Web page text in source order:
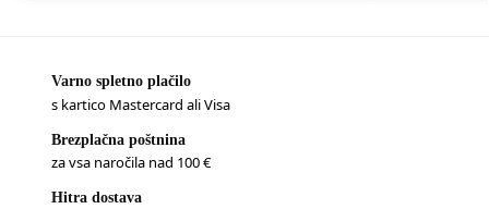
Varno spletno plačilo
s kartico Mastercard ali Visa
Brezplačna poštnina
za vsa naročila nad 100 €
Hitra dostava